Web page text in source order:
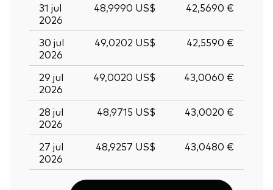
31 jul
2026
48,9990 US$ 42,5690 €
30 jul
2026
49,0202 US$ 42,5590 €
29 jul
2026
49,0020 US$ 43,0060 €
28 jul
2026
48,9715 US$ 43,0020 €
27 jul
2026
48,9257 US$ 43,0480 €